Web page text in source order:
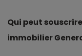
Qui peut
immobilier